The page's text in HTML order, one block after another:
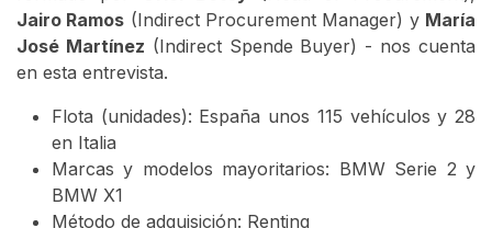
Jairo Ramos (Indirect Procurement Manager) y María
José Martínez (Indirect Spende Buyer) - nos cuenta
en esta entrevista.
Flota (unidades): España unos 115 vehículos y 28
en Italia
Marcas y modelos mayoritarios: BMW Serie 2 y
BMW X1
Método de adquisición: Renting